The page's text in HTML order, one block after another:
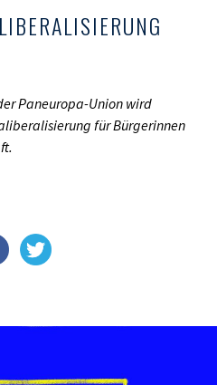
Paneuropa-Union wird
für Bürgerinnen